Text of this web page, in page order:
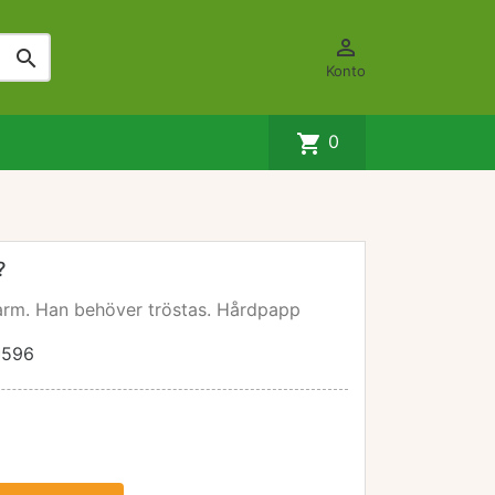
 
Konto
shopping_cart 0
Han behöver tröstas. Hårdpapp